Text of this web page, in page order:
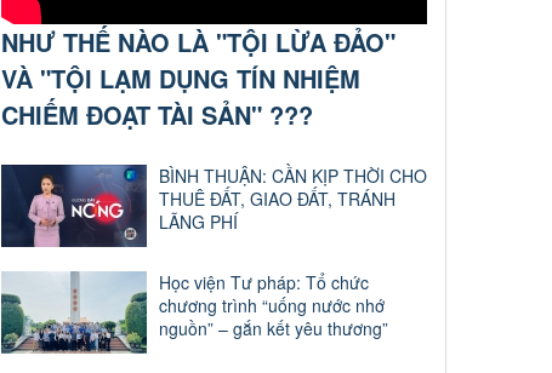
NHƯ THẾ NÀO LÀ "TỘI LỪA ĐẢO"
VÀ "TỘI LẠM DỤNG TÍN NHIỆM
CHIẾM ĐOẠT TÀI SẢN" ???
BÌNH THUẬN: CẦN KỊP THỜI CHO
THUÊ ĐẤT, GIAO ĐẤT, TRÁNH
LÃNG PHÍ
Học viện Tư pháp: Tổ chức
chương trình “uống nước nhớ
nguồn” – gắn kết yêu thương”